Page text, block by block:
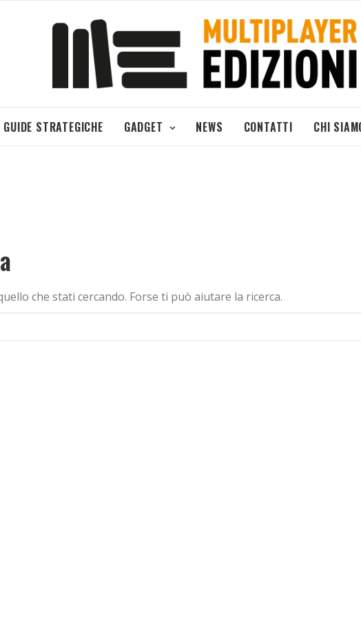
GUIDE STRATEGICHE GADGET NEWS CONTATTI CHI
che stati cercando. Forse ti può aiutare la ricerca.